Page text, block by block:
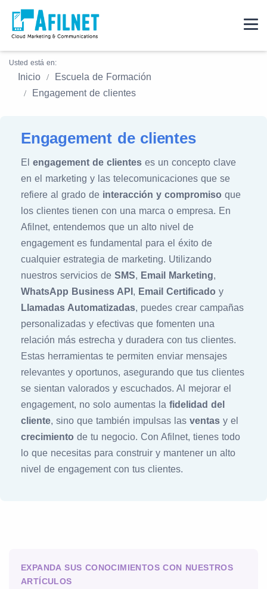
Usted está en:
Inicio
Escuela de Formación
Engagement de clientes
Engagement de clientes
El engagement de clientes es un concepto clave
en el marketing y las telecomunicaciones que se
refiere al grado de interacción y compromiso que
los clientes tienen con una marca o empresa. En
Afilnet, entendemos que un alto nivel de
engagement es fundamental para el éxito de
cualquier estrategia de marketing. Utilizando
nuestros servicios de SMS, Email Marketing,
WhatsApp Business API , Email Certificado y
Llamadas Automatizadas, puedes crear campañas
personalizadas y efectivas que fomenten una
relación más estrecha y duradera con tus clientes.
Estas herramientas te permiten enviar mensajes
relevantes y oportunos, asegurando que tus clientes
se sientan valorados y escuchados. Al mejorar el
engagement, no solo aumentas la fidelidad del
cliente, sino que también impulsas las ventas y el
crecimiento de tu negocio. Con Afilnet, tienes todo
lo que necesitas para construir y mantener un alto
nivel de engagement con tus clientes.
EXPANDA SUS CONOCIMIENTOS CON NUESTROS
ARTÍCULOS